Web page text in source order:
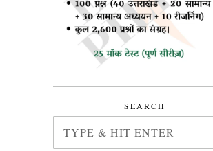
SEARCH